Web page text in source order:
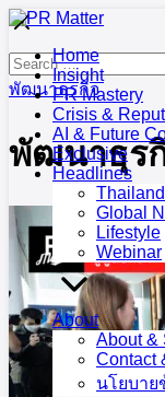
Skip
contentHome
Insight
PR Mastery
Crisis &
AI & Future
Exclusive
Headlines
Global
Lifestyle
Webinar
About
About &
Contact
นโยบา
Search
for:
พัฒนาธุรกิจ
พัฒนาธุร